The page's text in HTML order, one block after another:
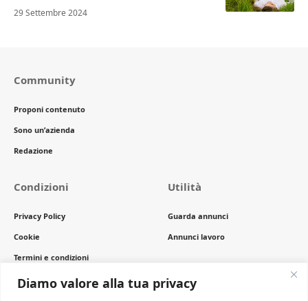
Diamo valore alla tua privacy
29 Settembre 2024
Community
Proponi contenuto
Sono un’azienda
Redazione
Condizioni
Privacy Policy
Cookie
Termini e condizioni
Copyright
Utilità
Guarda annunci
Annunci lavoro